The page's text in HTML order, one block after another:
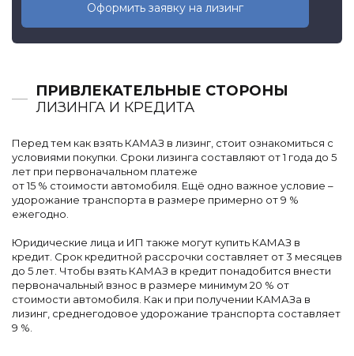
Оформить заявку на лизинг
ПРИВЛЕКАТЕЛЬНЫЕ СТОРОНЫ
ЛИЗИНГА И КРЕДИТА
Перед тем как взять КАМАЗ в лизинг, стоит ознакомиться с
условиями покупки. Сроки лизинга составляют от 1 года до 5
лет при первоначальном платеже
от 15 % стоимости автомобиля. Ещё одно важное условие –
удорожание транспорта в размере примерно от 9 %
ежегодно.
Юридические лица и ИП также могут купить КАМАЗ в
кредит. Срок кредитной рассрочки составляет от 3 месяцев
до 5 лет. Чтобы взять КАМАЗ в кредит понадобится внести
первоначальный взнос в размере минимум 20 % от
стоимости автомобиля. Как и при получении КАМАЗа в
лизинг, среднегодовое удорожание транспорта составляет
9 %.